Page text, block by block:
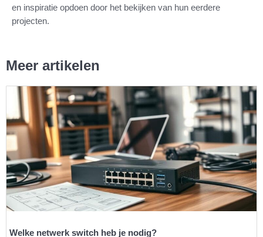
en inspiratie opdoen door het bekijken van hun eerdere
projecten.
Meer artikelen
Welke netwerk switch heb je nodig?